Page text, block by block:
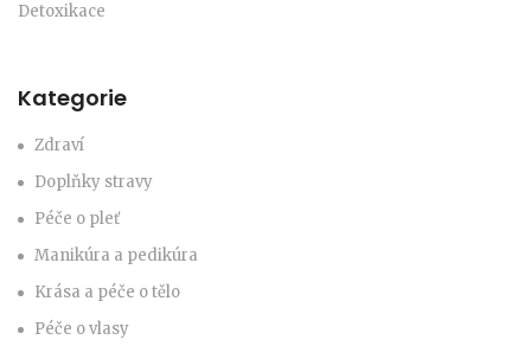
Detoxikace
Kategorie
Zdraví
Doplňky stravy
Péče o pleť
Manikúra a pedikúra
Krása a péče o tělo
Péče o vlasy